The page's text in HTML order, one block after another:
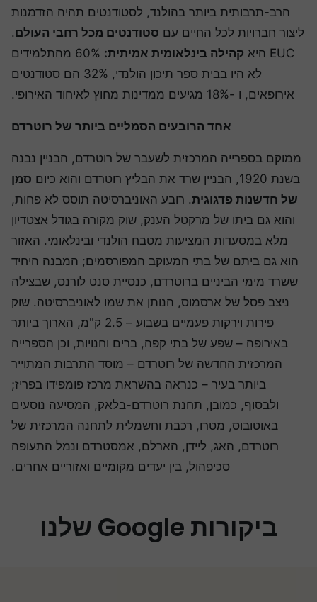
הרב-תרבותית ביותר בהולנד, לסטודנטים תהיה הזדמנות
חברויות לכל החיים עםסטודנטים מכל רחבי העולם.
EUC היא
קהילה בינלאומית אמיתית:
60% מהתלמידים
לא היו בבית ספר תיכון הולנדי, 32% הם סטודנטים
אירופאים, ו -18% מגיעים ממדינות מחוץ לאיחוד האירופי.
אחד הרובעים הסמליים ביותר של רוטרדם
בספרייה המרכזית לשעבר של רוטרדם, הבניין נבנה
בשנת 1920, הבניין שרד את הבליץ רוטרדם והוא כיום
סמן
של חדשנות פדגוגית. רובע האוניברסיטה תוסס לא פחות,
והוא גם ביתו של מרקטל הענק, שוק מקורה בגודל אצטדיון
מלא במסעדות המציעות מטבח הולנדי ובינלאומי. האזור
הוא גם ביתם של בתי המעוקב המפורסמים; המבנה היחיד
ששרד מימי הביניים ברוטרדם, כנסיית סנט לורנס, שבצילה
ניצב פסל של ארסמוס, הנותן את שמו לאוניברסיטה. שוק
פירות וירקות פעמיים בשבוע – 2.5 ק"מ, הארוך ביותר
באירופה – שפע של בתי קפה, ברים וחנויות, וכן הספרייה
המרכזית החדשה של רוטרדם – מוסד התרבות המתוייר
ביותר בעיר – כנראה בהשראת מרכז פומפידו בפריז;
ולבסוף, כמובן, תחנת רוטרדם-בלאק, המסיעה נוסעים
באוטובוס, מטרו, רכבת וחשמלית לתחנה המרכזית של
רוטרדם, האג, ליידן, הארלם, אמסטרדם ונמל התעופה
סכיפהול, בין יעדים מקומיים ואזוריים אחרים.
ביקורות Google שלנו